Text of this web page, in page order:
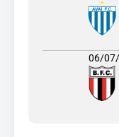
06/07/